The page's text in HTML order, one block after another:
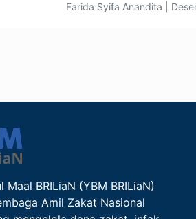
Farida Syifa Anandita |
Maal BRILiaN (YBM BRILiaN)
Amil Zakat Nasional